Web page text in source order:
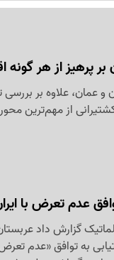
پرهیز از هر گونه
عمان، علاوه بر
از مهم‌ترین
عدم تعرض با
گزارش داد
به توافق «عدم تعرض»